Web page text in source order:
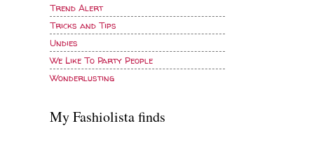
Trend Alert
Tricks and Tips
Undies
We Like To Party People
Wonderlusting
My Fashiolista finds